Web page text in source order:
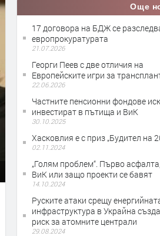
Още
17 договора на БДЖ се
европрокуратурата
21.07.2026
Георги Пеев с две отличия на
Европейските игри за
22.06.2026
Частните пенсионни фондове
инвестират в пътища и ВиК
30.10.2025
Хасковлия е с приз „Будител на
02.11.2024
„Голям проблем“. Първо
ВиК или защо проекти се бавят
14.10.2024
Руските атаки срещу
инфраструктура в Украйна
риск за атомните централи
29.08.2024